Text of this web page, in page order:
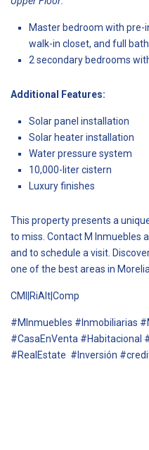
Master bedroom with pre-
walk-in closet, and full
2 secondary bedrooms
Additional Features:
Solar panel installation
Solar heater installation
Water pressure system
10,000-liter cistern
Luxury finishes
This property presents a
to miss. Contact M Inmuebles
and to schedule a visit.
one of the best areas in
CMI|RiAlt|Comp
#MInmuebles #Inmobiliarias
#CasaEnVenta #Habitacional
#RealEstate #Inversión